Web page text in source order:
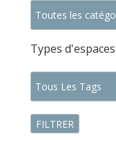
Types d'espaces